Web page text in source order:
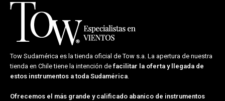
Tow Sudamérica es la tienda oficial deTow s.a. La apertura de nuestra
tienda en Chile tiene la intención de facilitar la oferta y llegada de
estos instrumentos a toda Sudamérica.
Ofrecemos el más grande y calificado abanico de instrumentos